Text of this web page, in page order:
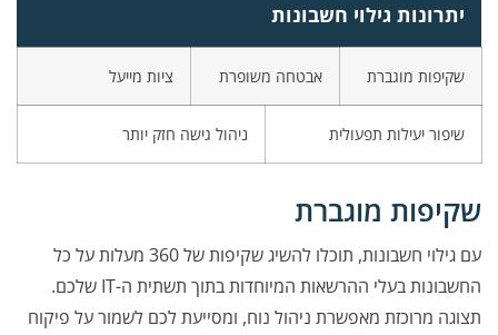
יתרונות גילוי חשבונות
שקיפות מוגברת אבטחה משופרת ציות מייעל
שיפור יעילות תפעולית ניהול גישה חזק יותר
שקיפות מוגברת
עם גילוי חשבונות, תוכלו להשיג שקיפות של 360 מעלות על כל
החשבונות בעלי ההרשאות המיוחדות בתוך תשתית ה-IT שלכם.
תצוגה מרוכזת מאפשרת ניהול נוח, ומסייעת לכם לשמור על פיקוח